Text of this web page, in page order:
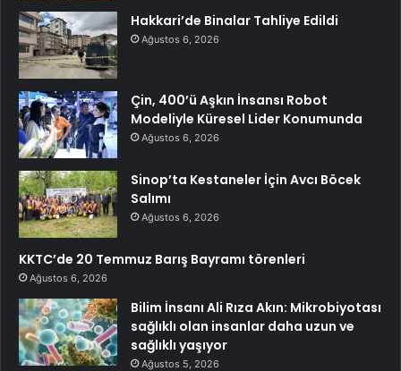
Hakkari’de Binalar Tahliye Edildi
Ağustos 6, 2026
Çin, 400’ü Aşkın İnsansı Robot
Modeliyle Küresel Lider Konumunda
Ağustos 6, 2026
Sinop’ta Kestaneler İçin Avcı Böcek
Salımı
Ağustos 6, 2026
KKTC’de 20 Temmuz Barış Bayramı törenleri
Ağustos 6, 2026
Bilim İnsanı Ali Rıza Akın: Mikrobiyotası
sağlıklı olan insanlar daha uzun ve
sağlıklı yaşıyor
Ağustos 5, 2026